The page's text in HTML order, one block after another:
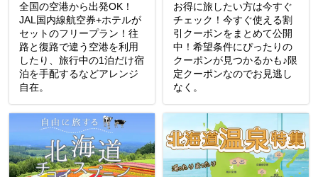
全国の空港から出発OK！
JAL国内線航空券+ホテルが
セットのフリープラン！往
路と復路で違う空港を利用
したり、旅行中の1泊だけ宿
泊を手配するなどアレンジ
自在。
お得に旅したい方は今すぐ
チェック！今すぐ使える割
引クーポンをまとめて公開
中！希望条件にぴったりの
クーポンが見つかるかも♪限
定クーポンなのでお見逃し
なく。